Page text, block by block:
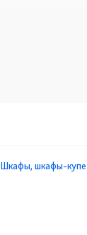
Шкафы, шкафы-